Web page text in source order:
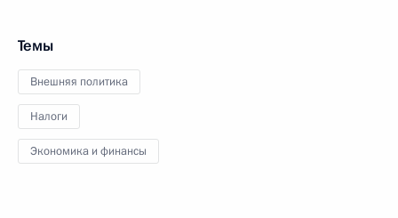
Темы
Внешняя политика
Налоги
Экономика и финансы